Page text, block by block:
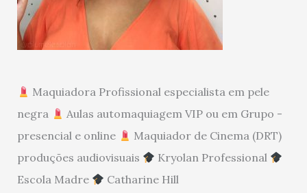
Maquiadora Profissional especialista em pele
negra
Aulas automaquiagem VIP ou em Grupo -
presencial e online
Maquiador de Cinema (DRT)
produções audiovisuais
Kryolan Professional
Escola Madre
Catharine Hill